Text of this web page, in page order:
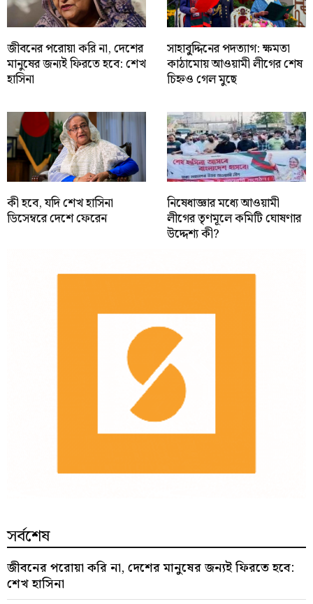
জীবনের পরোয়া করি না, দেশের
মানুষের জন্যই ফিরতে হবে: শেখ
হাসিনা
সাহাবু্দ্দিনের পদত্যাগ: ক্ষমতা
কাঠামোয় আওয়ামী লীগের শেষ
চিহ্নও গেল মুছে
কী হবে, যদি শেখ হাসিনা
ডিসেম্বরে দেশে ফেরেন
নিষেধাজ্ঞার মধ্যে আওয়ামী
লীগের তৃণমূলে কমিটি ঘোষণার
উদ্দেশ্য কী?
সর্বশেষ
জীবনের পরোয়া করি না, দেশের মানুষের জন্যই ফিরতে হবে:
শেখ হাসিনা